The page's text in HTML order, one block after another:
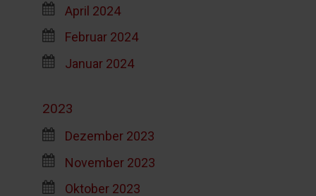
April 2024
Februar 2024
Januar 2024
2023
Dezember 2023
November 2023
Oktober 2023